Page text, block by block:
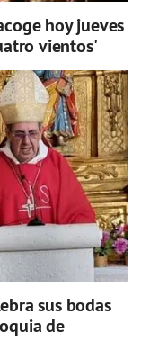
hoy jueves
vientos'
sus bodas
de